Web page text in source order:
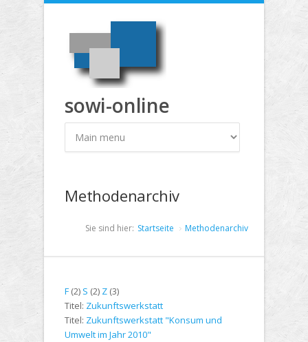
Direkt zum Inhalt
sowi-online
Methodenarchiv
Sie sind hier: Startseite Methodenarchiv
F (2) S (2) Z (3)
Titel: Zukunftswerkstatt
Titel: Zukunftswerkstatt "Konsum und
Umwelt im Jahr 2010"